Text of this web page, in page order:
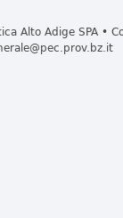
Alto Adige SPA •